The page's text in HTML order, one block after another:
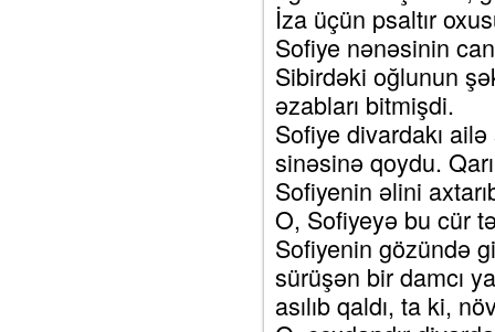
İza üçün psaltır
Sofiye nənəsinin
Sibirdəki oğlunun
əzabları bitmişdi.
Sofiye divardakı
sinəsinə qoydu.
Sofiyenin əlini
O, Sofiyeyə bu cür
Sofiyenin gözündə
sürüşən bir damcı
asılıb qaldı, ta ki,